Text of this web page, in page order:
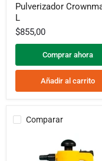
Crownman
5
L
Pulverizador
L
$855,00
Comprar ahora
Añadir al carrito
Comparar